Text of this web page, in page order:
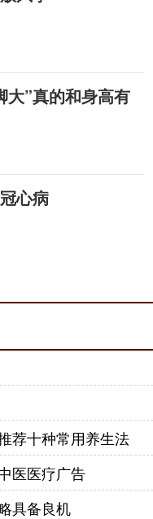
大”真的和身高有
心病
荐十种常用养生法
医医疗广告
具备良机